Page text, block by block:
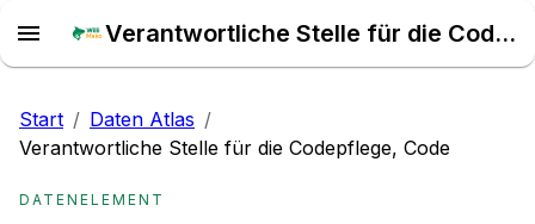
Verantwortliche Stelle für die Codepflege, Code – Daten Atlas
Start / Daten Atlas /
Verantwortliche Stelle für die Codepflege, Code
DATENELEMENT